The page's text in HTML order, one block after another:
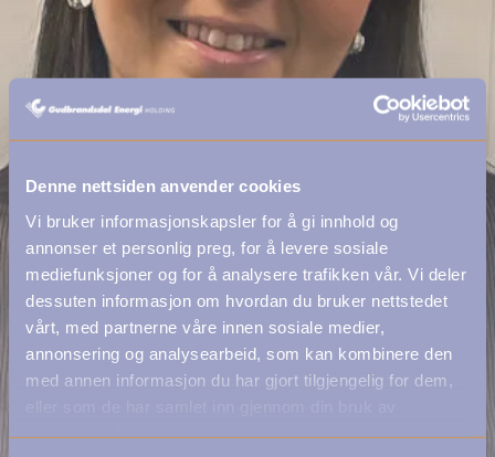
Denne nettsiden anvender cookies
Vi bruker informasjonskapsler for å gi innhold og
annonser et personlig preg, for å levere sosiale
mediefunksjoner og for å analysere trafikken vår. Vi deler
dessuten informasjon om hvordan du bruker nettstedet
vårt, med partnerne våre innen sosiale medier,
annonsering og analysearbeid, som kan kombinere den
med annen informasjon du har gjort tilgjengelig for dem,